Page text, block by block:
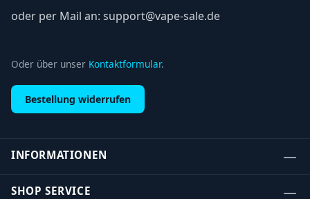
oder per Mail an: support@vape-sale.de
Oder über unser Kontaktformular.
Bestellung widerrufen
INFORMATIONEN
SHOP SERVICE